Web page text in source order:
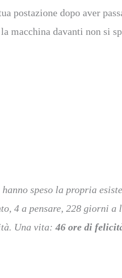
postazione dopo aver
davanti non si
speso la propria
4 a pensare, 228 giorni
Una vita:46 ore di